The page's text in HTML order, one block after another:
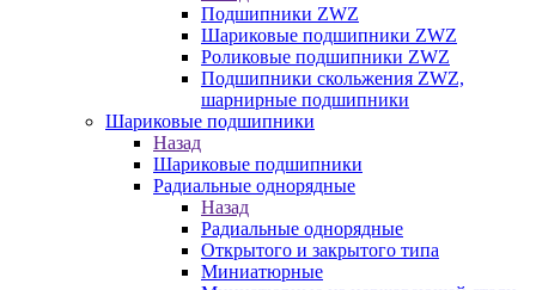
Подшипники ZWZ
Шариковые подшипники ZWZ
Роликовые подшипники ZWZ
Подшипники скольжения ZWZ,
шарнирные подшипники
Шариковые подшипники
Назад
Шариковые подшипники
Радиальные однорядные
Назад
Радиальные однорядные
Открытого и закрытого типа
Миниатюрные